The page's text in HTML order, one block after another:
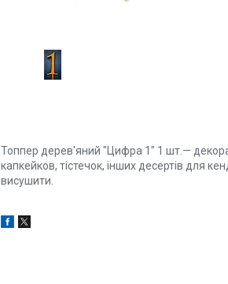
Топпер дерев'яний "Цифра 1" 1 шт.—
капкейков, тістечок, інших десертів для
висушити.